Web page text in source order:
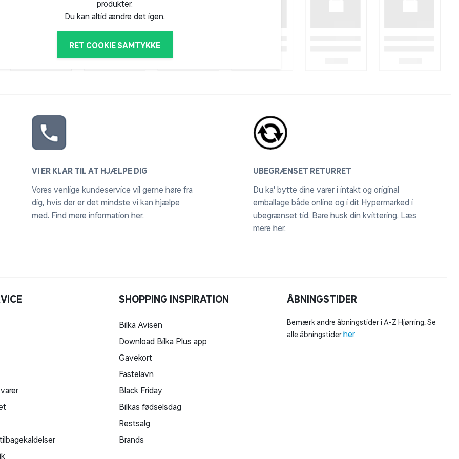
ekstra temperatur sensorer m.m.
up (medfølger ikke) udendørs enhed 3 x
produkter.
Du kan altid ændre det igen.
RET COOKIE SAMTYKKE
VI ER KLAR TIL AT HJÆLPE DIG
Vores venlige kundeservice vil gerne høre fra
dig, hvis der er det mindste vi kan hjælpe
med. Find mere information her.
UBEGRÆNSET RETURRET
Du ka' bytte dine varer i intakt og original
emballage både online og i dit Hypermarked i
ubegrænset tid. Bare husk din kvittering. Læs
mere her.
SHOPPING INSPIRATION
Bilka Avisen
Download Bilka Plus app
Gavekort
Fastelavn
Black Friday
Bilkas fødselsdag
Restsalg
Brands
ÅBNINGSTIDER
Bemærk andre åbningstider i A-Z Hjørring. Se
alle åbningstiderher